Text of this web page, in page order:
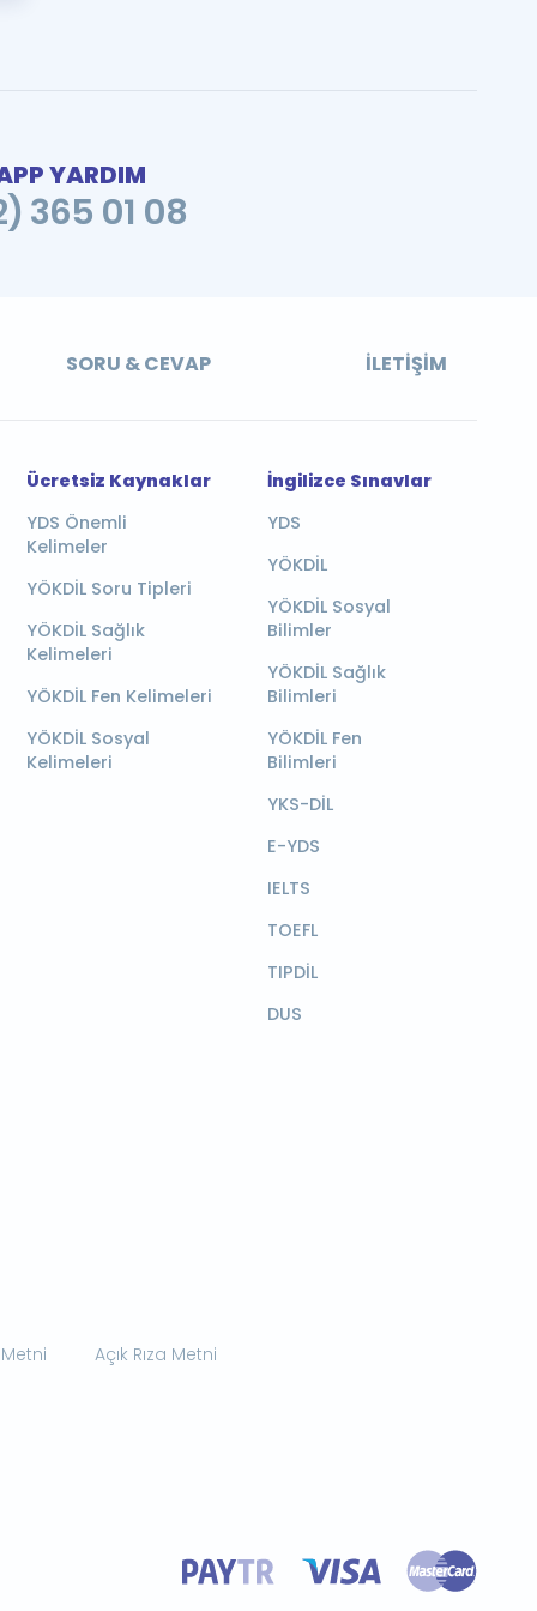
YARDIM
365 01 08
SORU & CEVAP İLETIŞIM
Ücretsiz Kaynaklar
YDS Önemli
Kelimeler
YÖKDİL Soru Tipleri
YÖKDİL Sağlık
Kelimeleri
YÖKDİL Fen Kelimeleri
YÖKDİL Sosyal
Kelimeleri
İngilizce Sınavlar
YDS
YÖKDİL
YÖKDİL Sosyal
Bilimler
YÖKDİL Sağlık
Bilimleri
YÖKDİL Fen
Bilimleri
YKS-DİL
E-YDS
IELTS
TOEFL
TIPDİL
DUS
Açık Rıza Metni